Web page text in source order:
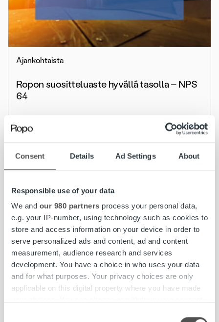
Consent Details Ad Settings About
Responsible use of your data
We and our 980 partners process your personal data,
e.g. your IP-number, using technology such as cookies to
store and access information on your device in order to
serve personalized ads and content, ad and content
measurement, audience research and services
development. You have a choice in who uses your data
and for what purposes. Your privacy choices are only
applicable on this digital property where you have made
Ajankohtaista
Ropon suositteluaste hyvällä tasolla – NPS
64
Lue lisää